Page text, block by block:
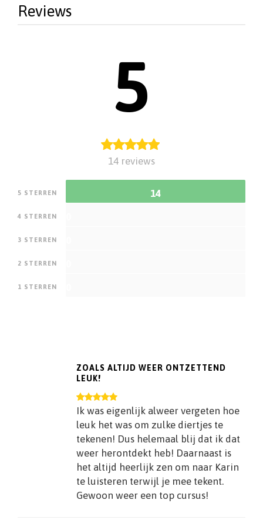
Reviews
5
14 reviews
5 STERREN 14
4 STERREN
3 STERREN
2 STERREN
1 STERREN
ZOALS ALTIJD WEER ONTZETTEND
LEUK!
Ik was eigenlijk alweer vergeten hoe
leuk het was om zulke diertjes te
tekenen! Dus helemaal blij dat ik dat
weer herontdekt heb! Daarnaast is
het altijd heerlijk zen om naar Karin
te luisteren terwijl je mee tekent.
Gewoon weer een top cursus!